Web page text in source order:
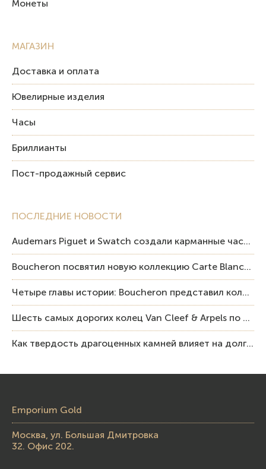
Монеты
ПОСЛЕДНИЕ НОВОСТИ
Audemars Piguet и Swatch создали карманные часы в эстетике Royal Oak и Pop Art
Boucheron посвятил новую коллекцию Carte Blanche Human Being человеку и силе мастерства
Четыре главы истории: Boucheron представил коллекцию «Nom: Boucheron, Prénom: Frédéric»
Шесть самых дорогих колец Van Cleef & Arpels по итогам аукционов Sotheby’s
Как твердость драгоценных камней влияет на долговечность ювелирных изделий
МАГАЗИН
Доставка и оплата
Ювелирные изделия
Часы
Бриллианты
Пост-продажный сервис
Emporium Gold
Москва, ул. Большая Дмитровка
32. Офис 202.